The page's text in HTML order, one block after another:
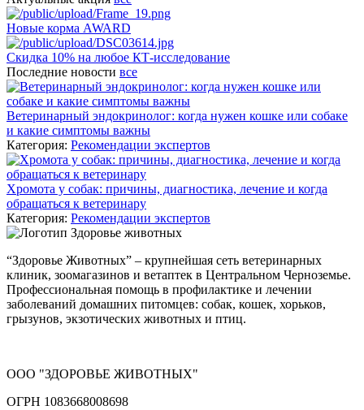
Новые корма AWARD
Скидка 10% на любое КТ-исследование
Последние новости все
Ветеринарный эндокринолог: когда нужен кошке или собаке
и какие симптомы важны
Категория: Рекомендации экспертов
Хромота у собак: причины, диагностика, лечение и когда
обращаться к ветеринару
Категория: Рекомендации экспертов
“Здоровье Животных” – крупнейшая сеть ветеринарных
клиник, зоомагазинов и ветаптек в Центральном Черноземье.
Профессиональная помощь в профилактике и лечении
заболеваний домашних питомцев: собак, кошек, хорьков,
грызунов, экзотических животных и птиц.
ООО "ЗДОРОВЬЕ ЖИВОТНЫХ"
ОГРН 1083668008698